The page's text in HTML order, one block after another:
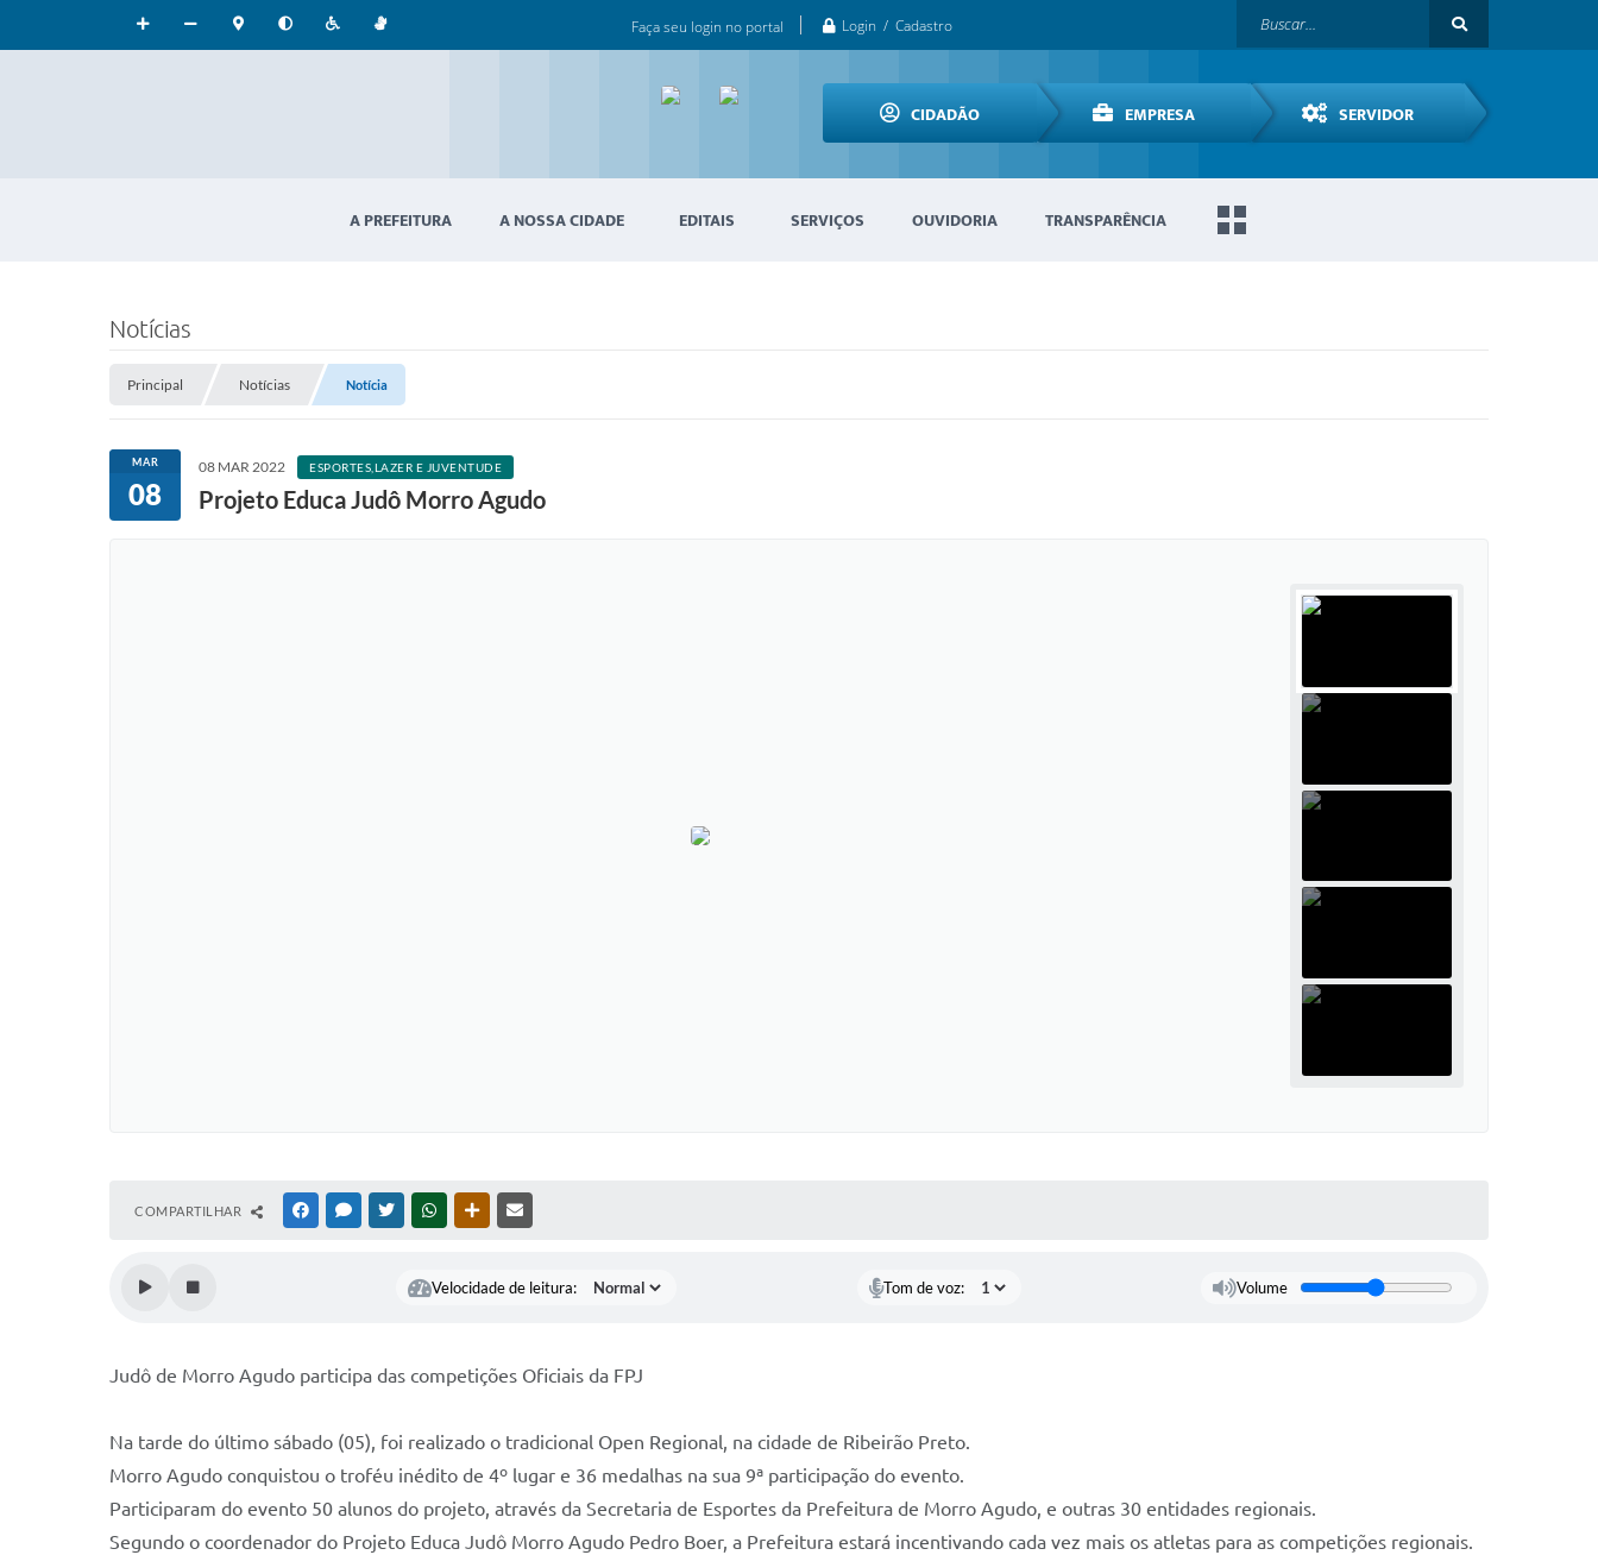
Faça seu login no portal Login / Cadastro
CIDADÃO EMPRESA SERVIDOR
A PREFEITURA A NOSSA CIDADE EDITAIS SERVIÇOS OUVIDORIA TRANSPARÊNCIA
Notícias
Principal Notícias Notícia
MAR
08
08 MAR 2022 ESPORTES,LAZER E JUVENTUDE
Projeto Educa Judô Morro Agudo
COMPARTILHAR FACEBOOKMESSENGER
TWITTERWHATSAPPOUTRAS MÍDIAS
Velocidade de leitura: Tom de voz: Volume
Judô de Morro Agudo participa das competições Oficiais da FPJ
Na tarde do último sábado (05), foi realizado o tradicional Open Regional, na cidade de Ribeirão Preto.
Morro Agudo conquistou o troféu inédito de 4º lugar e 36 medalhas na sua 9ª participação do evento.
Participaram do evento 50 alunos do projeto, através da Secretaria de Esportes da Prefeitura de Morro Agudo, e outras 30 entidades regionais.
Segundo o coordenador do Projeto Educa Judô Morro Agudo Pedro Boer, a Prefeitura estará incentivando cada vez mais os atletas para as competições regionais.